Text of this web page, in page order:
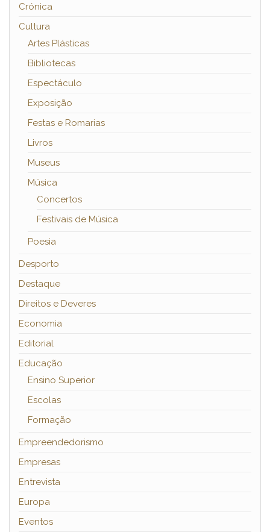
Crónica
Cultura
Artes Plásticas
Bibliotecas
Espectáculo
Exposição
Festas e Romarias
Livros
Museus
Música
Concertos
Festivais de Música
Poesia
Desporto
Destaque
Direitos e Deveres
Economia
Editorial
Educação
Ensino Superior
Escolas
Formação
Empreendedorismo
Empresas
Entrevista
Europa
Eventos